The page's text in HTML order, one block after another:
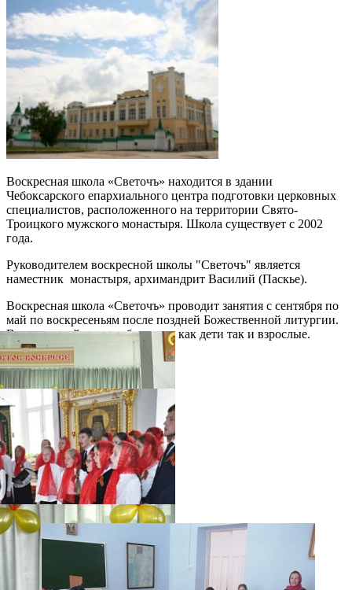
Воскресная школа «Светочъ» находится в здании
Чебоксарского епархиального центра подготовки церковных
специалистов, расположенного на территории Свято-
Троицкого мужского монастыря. Школа существует с 2002
года.
Руководителем воскресной школы "Светочъ" является
наместник монастыря, архимандрит Василий (Паскье).
Воскресная школа «Светочъ» проводит занятия с сентября по
май по воскресеньям после поздней Божественной литургии.
В воскресной школе обучаются как дети так и взрослые.
фотогалерея